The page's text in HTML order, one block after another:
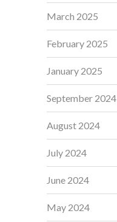
March 2025
February 2025
January 2025
September 2024
August 2024
July 2024
June 2024
May 2024